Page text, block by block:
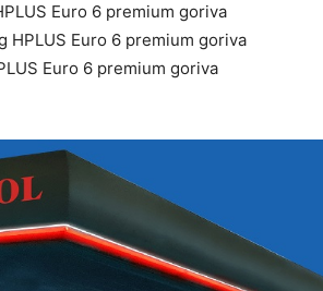
Euro 6 premium goriva
HPLUS Euro 6 premium goriva
Euro 6 premium goriva